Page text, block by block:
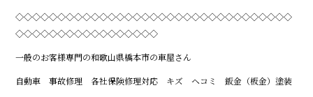
◇◇◇◇◇◇◇◇◇◇◇◇◇◇◇◇◇◇◇◇◇◇◇◇◇◇◇◇◇◇◇◇◇
◇◇◇◇◇◇◇◇◇◇◇◇◇◇◇◇◇
一般のお客様専門の和歌山県橋本市の車屋さん
自動車 事故修理 各社保険修理対応 キズ ヘコミ 鈑金（板金）塗装